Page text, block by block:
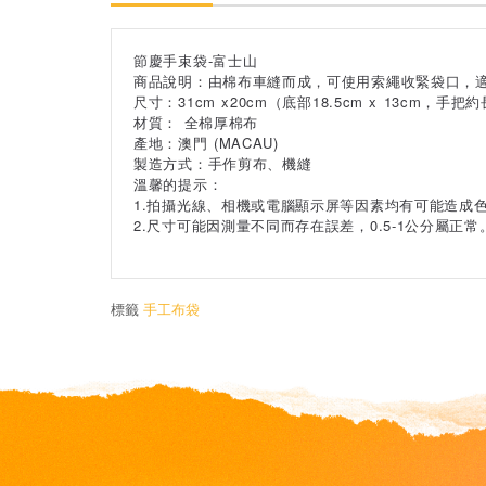
節慶手束袋-富士山
商品說明：由棉布車縫而成，可使用索繩收緊袋口，
尺寸：31cm x20cm（底部18.5cm x 13cm，手把約
材質： 全棉厚棉布
產地：澳門 (MACAU)
製造方式：手作剪布、機縫
溫馨的提示：
1.拍攝光線、相機或電腦顯示屏等因素均有可能造成
2.尺寸可能因測量不同而存在誤差，0.5-1公分屬正
標籤 手工布袋